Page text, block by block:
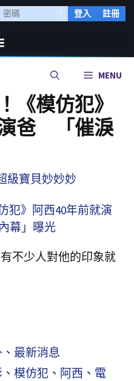
登入 註冊
MENU
《模仿犯》
演爸 「催淚
級寶貝妙妙妙
不少人對他的印象就
、 最新消息
、模仿犯 、 阿西 、 電